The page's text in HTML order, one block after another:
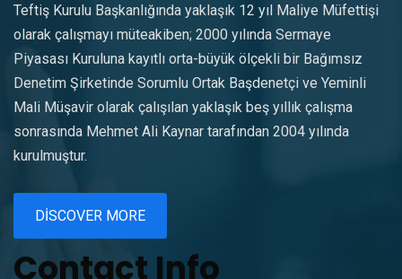
Teftiş Kurulu Başkanlığında yaklaşık 12 yıl Maliye Müfettişi
olarak çalışmayı müteakiben; 2000 yılında Sermaye
Piyasası Kuruluna kayıtlı orta-büyük ölçekli bir Bağımsız
Denetim Şirketinde Sorumlu Ortak Başdenetçi ve Yeminli
Mali Müşavir olarak çalışılan yaklaşık beş yıllık çalışma
sonrasında Mehmet Ali Kaynar tarafından 2004 yılında
kurulmuştur.
DISCOVER MORE
Contact Info